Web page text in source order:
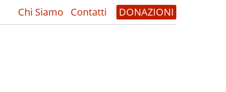
Chi Siamo Contatti DONAZIONI